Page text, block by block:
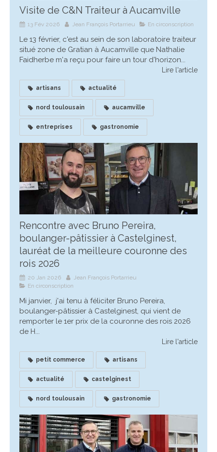
Visite de C&N Traiteur à Aucamville
13 Fév 2026 Jean François Portarrieu En circonscription
Le 13 février, c'est au sein de son laboratoire traiteur
situé zone de Gratian à Aucamville que Nathalie
Faidherbe m'a reçu pour faire un tour d'horizon...
Lire l'article
artisans actualité
nord toulousain aucamville
entreprises gastronomie
Rencontre avec Bruno Pereira,
boulanger-pâtissier à Castelginest,
lauréat de la meilleure couronne des
rois 2026
20 Jan 2026
Jean François Portarrieu
En circonscription
Mi janvier, j'ai tenu à féliciter Bruno Pereira,
boulanger-pâtissier à Castelginest, qui vient de
remporter le 1er prix de la couronne des rois 2026
de H...
Lire l'article
petit commerce artisans
actualité castelginest
nord toulousain gastronomie